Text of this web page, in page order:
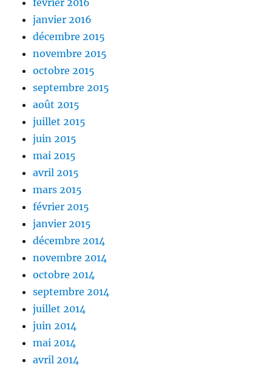
février 2016
janvier 2016
décembre 2015
novembre 2015
octobre 2015
septembre 2015
août 2015
juillet 2015
juin 2015
mai 2015
avril 2015
mars 2015
février 2015
janvier 2015
décembre 2014
novembre 2014
octobre 2014
septembre 2014
juillet 2014
juin 2014
mai 2014
avril 2014